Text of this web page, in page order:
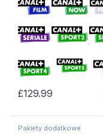
£129.99
Pakiety dodatkowe